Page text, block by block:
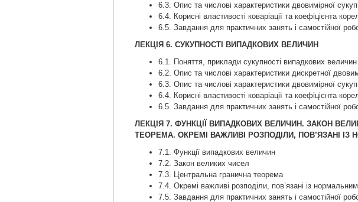
6.3. Опис та числові характеристики двовимірної
6.4. Корисні властивості коваріації та коефіцієнта
6.5. Завдання для практичних занять і самостійної
ЛЕКЦІЯ 6. СУКУПНОСТІ ВИПАДКОВИХ ВЕЛИЧИН
6.1. Поняття, приклади сукупності випадкових величин
6.2. Опис та числові характеристики дискретної
6.3. Опис та числові характеристики двовимірної
6.4. Корисні властивості коваріації та коефіцієнта
6.5. Завдання для практичних занять і самостійної
ЛЕКЦІЯ 7. ФУНКЦІЇ ВИПАДКОВИХ ВЕЛИЧИН. ЗАКОН
ТЕОРЕМА. ОКРЕМІ ВАЖЛИВІ РОЗПОДІЛИ, ПОВ’ЯЗАНІ
7.1. Функції випадкових величин
7.2. Закон великих чисел
7.3. Центральна гранична теорема
7.4. Окремі важливі розподіли, пов’язані із
7.5. Завдання для практичних занять і самостійної